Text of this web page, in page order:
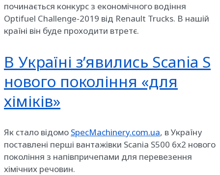
починається конкурс з економічного водіння
Optifuel Challenge-2019 від Renault Trucks. В нашій
країні він буде проходити втретє.
В Україні з’явились Scania S
нового покоління «для
хіміків»
Як стало відомо SpecMachinery.com.ua, в Україну
поставлені перші вантажівки Scania S500 6x2 нового
покоління з напівпричепами для перевезення
хімічних речовин.